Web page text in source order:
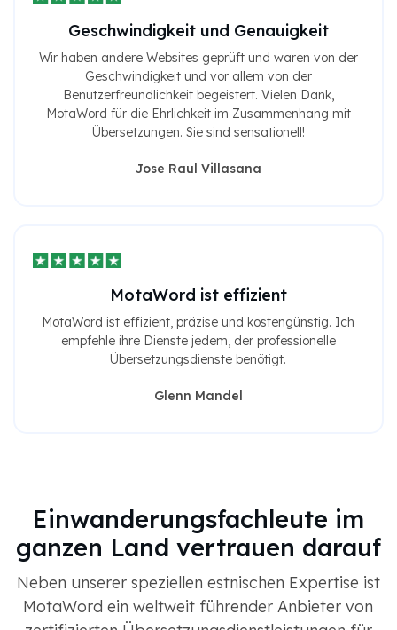
Geschwindigkeit und Genauigkeit
Wir haben andere Websites geprüft und waren von der
Geschwindigkeit und vor allem von der
Benutzerfreundlichkeit begeistert. Vielen Dank,
MotaWord für die Ehrlichkeit im Zusammenhang mit
Übersetzungen. Sie sind sensationell!
Jose Raul Villasana
MotaWord ist effizient
MotaWord ist effizient, präzise und kostengünstig. Ich
empfehle ihre Dienste jedem, der professionelle
Übersetzungsdienste benötigt.
Glenn Mandel
Einwanderungsfachleute im
ganzen Land vertrauen darauf
Neben unserer speziellen estnischen Expertise ist
MotaWord ein weltweit führender Anbieter von